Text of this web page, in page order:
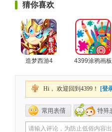
猜你喜欢
造梦西游4 4399涂鸦画板